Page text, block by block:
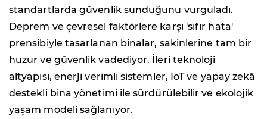
standartlarda güvenlik sunduğunu vurguladı.
Deprem ve çevresel faktörlere karşı 'sıfır hata'
prensibiyle tasarlanan binalar, sakinlerine tam bir
huzur ve güvenlik vadediyor. İleri teknoloji
altyapısı, enerji verimli sistemler, IoT ve yapay zekâ
destekli bina yönetimi ile sürdürülebilir ve ekolojik
yaşam modeli sağlanıyor.